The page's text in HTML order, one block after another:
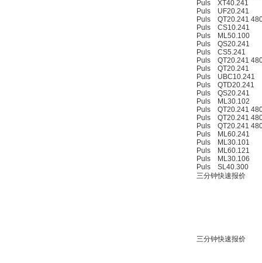
Puls XT40.241
Puls UF20.241
Puls QT20.241
Puls CS10.241
Puls ML50.100
Puls QS20.241
Puls CS5.241
Puls QT20.241
Puls QT20.241
Puls UBC10.241
Puls QTD20.241
Puls QS20.241
Puls ML30.102
Puls QT20.241
Puls QT20.241
Puls QT20.241
Puls ML60.241
Puls ML30.101
Puls ML60.121
Puls ML30.106
Puls SL40.300
三分钟快速报价
三分钟快速报价